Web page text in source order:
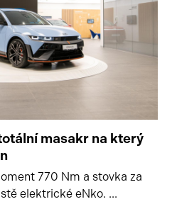
masakr na který
770 Nm a stovka za
elektrické eNko. ...